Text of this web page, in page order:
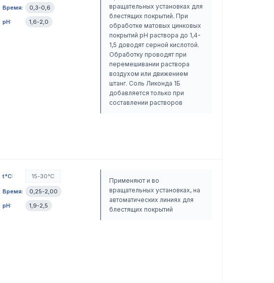
Время:
0,3-0,6
pH:
1,6-2,0
вращательных установках для
блестящих покрытий. При
обработке матовых цинковых
покрытий pH раствора до 1,4-
1,5 доводят серной кислотой.
Обработку проводят при
перемешивании раствора
воздухом или движением
штанг. Соль Ликонда 1Б
добавляется только при
составлении растворов
t°C: 15-30°C
Время:
0,25-2,00
pH:
1,9-2,5
Применяют и во
вращательных установках, на
автоматических линиях для
блестящих покрытий